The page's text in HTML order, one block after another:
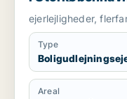
ejerlejligheder,
Type
Areal